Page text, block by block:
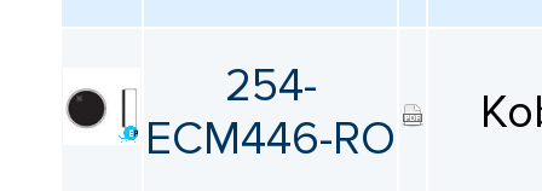
Все
254-
ECM446-RO